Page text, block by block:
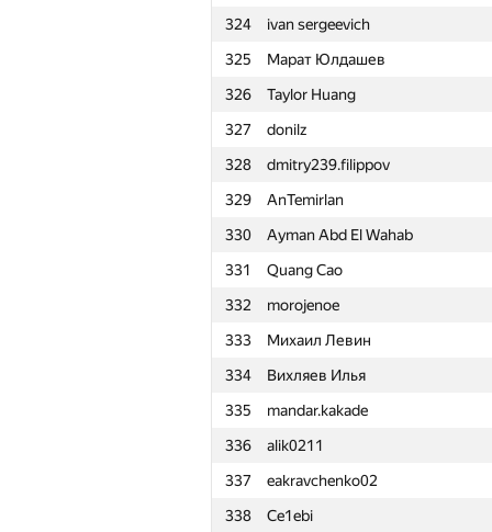
324
ivan sergeevich
325
Марат Юлдашев
326
Taylor Huang
327
donilz
328
dmitry239.filippov
329
AnTemirlan
330
Ayman Abd El Wahab
331
Quang Cao
332
morojenoe
333
Михаил Левин
334
Вихляев Илья
335
mandar.kakade
336
alik0211
337
eakravchenko02
338
Ce1ebi
301 ThePtrocanfer
302
Nguyễn Thành Minh
303
Ivan Fekete
304
Владислав Володькин
305
r.mammadov2016
306
Quang Lê Minh
307
LykovKirillOlegovich
308
clevermouse2
309
alex.zabashta
310
xurz97
311
skyvn97
312
yesenarman
313
nitin2798
314
kzoacn
315
bogdick